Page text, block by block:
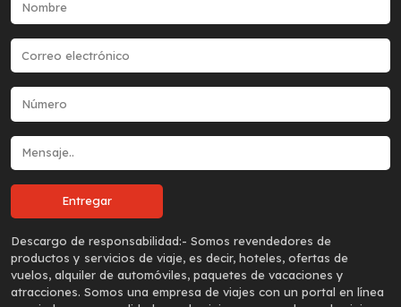
Descargo de responsabilidad:- Somos revendedores de
productos y servicios de viaje, es decir, hoteles, ofertas de
vuelos, alquiler de automóviles, paquetes de vacaciones y
atracciones. Somos una empresa de viajes con un portal en línea